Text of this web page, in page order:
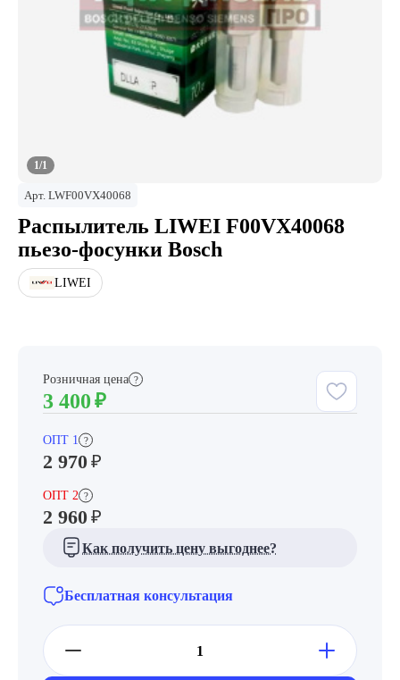
Розничная цена ?
3 400 ₽
ОПТ 1 ?
2 970₽
ОПТ 2 ?
2 960₽
Как получить цену выгоднее?
Бесплатная консультация
1/1
Арт. LWF00VX40068
Распылитель LIWEI F00VX40068
пьезо-фосунки Bosch
LIWEI